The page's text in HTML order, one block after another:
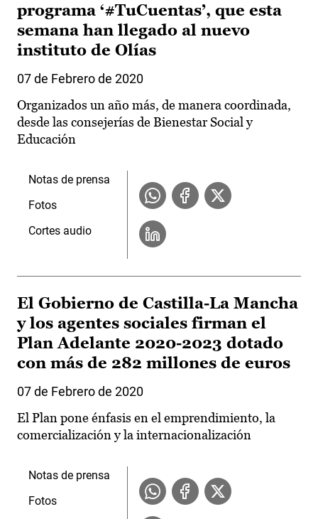
programa ‘#TuCuentas’, que esta
semana han llegado al nuevo
instituto de Olías
07 de Febrero de 2020
Organizados un año más, de manera coordinada,
desde las consejerías de Bienestar Social y
Educación
Notas de prensa
Fotos
Cortes audio
El Gobierno de Castilla-La Mancha
y los agentes sociales firman el
Plan Adelante 2020-2023 dotado
con más de 282 millones de euros
07 de Febrero de 2020
El Plan pone énfasis en el emprendimiento, la
comercialización y la internacionalización
Notas de prensa
Fotos